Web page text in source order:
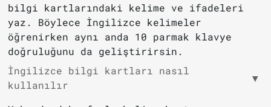
bilgi kartlarındaki kelime ve ifadeleri
yaz. Böylece İngilizce kelimeler
öğrenirken aynı anda 10 parmak klavye
doğruluğunu da geliştirirsin.
İngilizce bilgi kartları nasıl
kullanılır
▼